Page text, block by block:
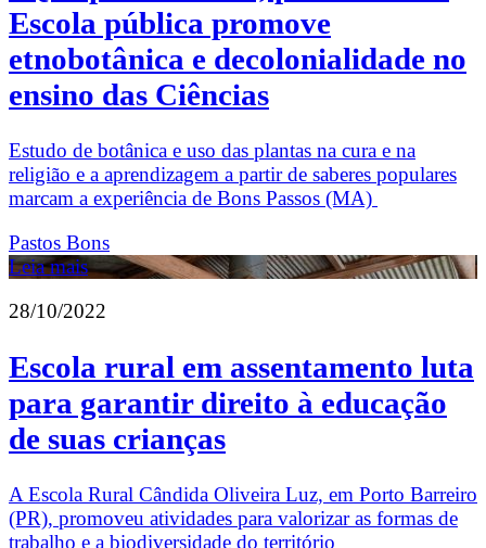
Escola pública promove
etnobotânica e decolonialidade no
ensino das Ciências
Estudo de botânica e uso das plantas na cura e na
religião e a aprendizagem a partir de saberes populares
marcam a experiência de Bons Passos (MA)
Pastos Bons
Leia mais
28/10/2022
Escola rural em assentamento luta
para garantir direito à educação
de suas crianças
A Escola Rural Cândida Oliveira Luz, em Porto Barreiro
(PR), promoveu atividades para valorizar as formas de
trabalho e a biodiversidade do território